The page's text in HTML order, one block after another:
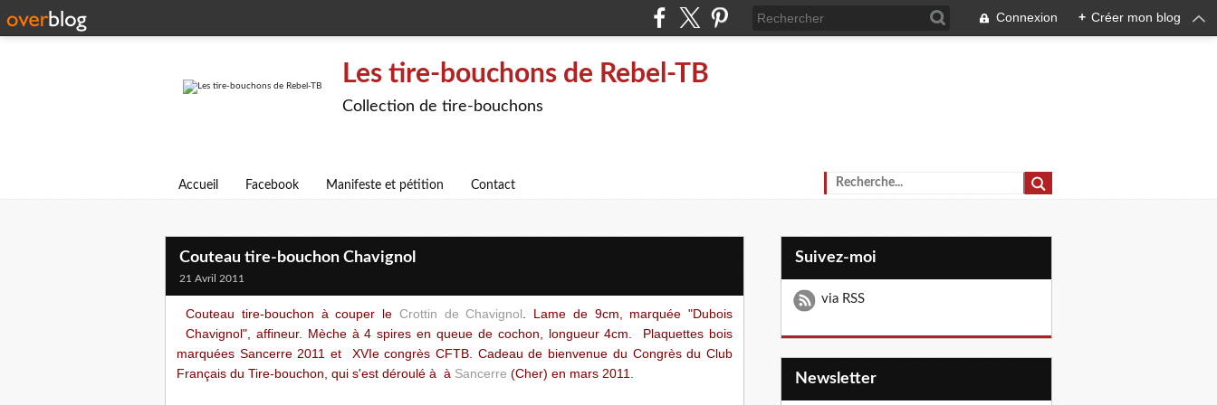
Connexion + Créer mon blog
Les tire-bouchons de Rebel-TB
Collection de tire-bouchons
Accueil Facebook Manifeste et pétition Contact
Couteau tire-bouchon Chavignol
21 Avril 2011
Couteau tire-bouchon à couper le Crottin de Chavignol . Lame de 9cm, marquée "Dubois
Chavignol", affineur. Mèche à 4 spires en queue de cochon, longueur 4cm. Plaquettes bois
marquées Sancerre 2011 et XVIe congrès CFTB. Cadeau de bienvenue du Congrès du Club
Français du Tire-bouchon, qui s'est déroulé à à Sancerre (Cher) en mars 2011.
Suivez-moi
via RSS
Newsletter